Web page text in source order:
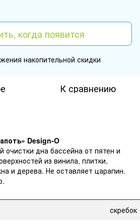
когда появится
накопительной скидки
К сравнению
Design-O
очистки дна бассейна от пятен и
из винила, плитки,
и дерева. Не оставляет царапин.
скребок